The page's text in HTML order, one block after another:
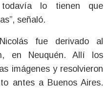
lo tienen que
señaló.
fue derivado al
en Neuquén. Allí los
imágenes y resolvieron
antes a Buenos Aires.